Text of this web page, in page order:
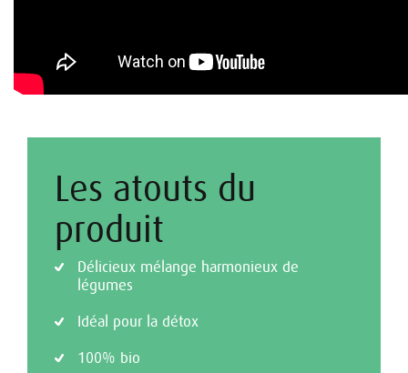
Les atouts du
produit
Délicieux mélange harmonieux de
légumes
Idéal pour la détox
100% bio